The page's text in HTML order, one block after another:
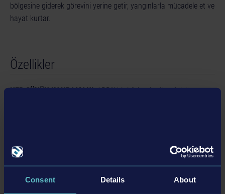
Consent Details About
bölgesine giderek görevini yerine getir, yangınlarla mücadele et ve
hayat kurtar.
Özellikler
HER GÜNÜN KAHRAMANI: ABD'li bir itfaiyeci rolüne bürün
zekâ kontrolündeki itfaiyecilerle tamamla
ORİJİNALLİK: HAIX®, Fire-Dex, STIHL gibi ABD menşeli önde
gelen yangınla mücadele markalarının ekipmanlarını kullan
HIZLI MÜDAHALE: TP3® Pumper, Viper®, 68' Roadrunner gibi